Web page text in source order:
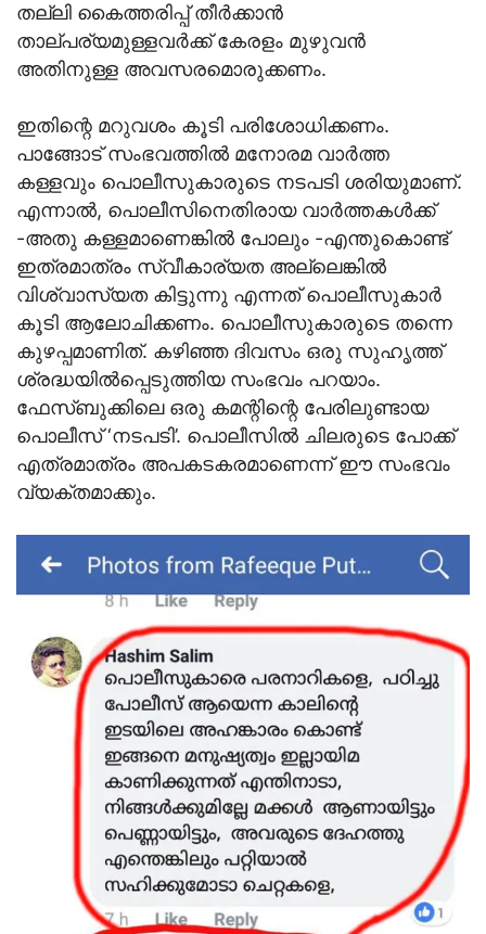
തല്ലി കൈത്തരിപ്പ് തീര്‍ക്കാന്‍
താല്പര്യമുള്ളവര്‍ക്ക് കേരളം മുഴുവന്‍
അതിനുള്ള അവസരമൊരുക്കണം.
ഇതിന്റെ മറുവശം കൂടി പരിശോധിക്കണം.
പാങ്ങോട് സംഭവത്തില്‍ മനോരമ വാര്‍ത്ത
കള്ളവും പൊലീസുകാരുടെ നടപടി ശരിയുമാണ്.
എന്നാല്‍, പൊലീസിനെതിരായ വാര്‍ത്തകള്‍ക്ക്
-അതു കള്ളമാണെങ്കില്‍ പോലും -എന്തുകൊണ്ട്
ഇത്രമാത്രം സ്വീകാര്യത അല്ലെങ്കില്‍
വിശ്വാസ്യത കിട്ടുന്നു എന്നത് പൊലീസുകാര്‍
കൂടി ആലോചിക്കണം. പൊലീസുകാരുടെ തന്നെ
കുഴപ്പമാണിത്. കഴിഞ്ഞ ദിവസം ഒരു സുഹൃത്ത്
ശ്രദ്ധയില്‍പ്പെടുത്തിയ സംഭവം പറയാം.
ഫേസ്ബുക്കിലെ ഒരു കമന്റിന്റെ പേരിലുണ്ടായ
പൊലീസ് ‘നടപടി’. പൊലീസില്‍ ചിലരുടെ പോക്ക്
എത്രമാത്രം അപകടകരമാണെന്ന് ഈ സംഭവം
വ്യക്തമാക്കും.